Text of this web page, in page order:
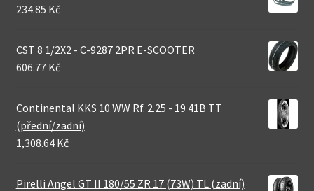
234.85 Kč
CST 8 1/2X2 - C-9287 2PR E-SCOOTER
606.77 Kč
Continental KKS 10 WW Rf. 2.25 - 19 41B TT
(přední/zadní)
1,308.64 Kč
Pirelli Angel GT II 180/55 ZR 17 (73W) TL (zadní)